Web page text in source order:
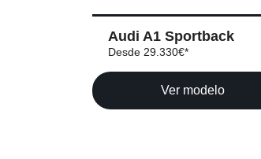
Audi A1 Sportback
Desde 29.330€*
Ver modelo